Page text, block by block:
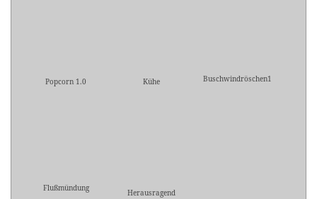
Popcorn 1.0 Kühe Buschwindröschen1
Flußmündung Herausragend